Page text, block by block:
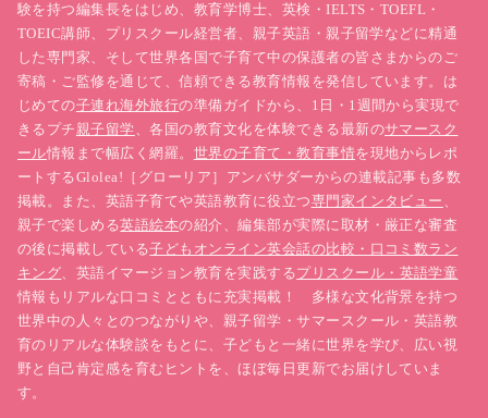
験を持つ編集長をはじめ、教育学博士、英検・IELTS・TOEFL・
TOEIC講師、プリスクール経営者、親子英語・親子留学などに精通
した専門家、そして世界各国で子育て中の保護者の皆さまからのご
寄稿・ご監修を通じて、信頼できる教育情報を発信しています。は
じめての子連れ海外旅行の準備ガイドから、1日・1週間から実現で
きるプチ親子留学、各国の教育文化を体験できる最新のサマースク
ール情報まで幅広く網羅。 世界の子育て・教育事情を現地からレポ
ートするGlolea!［グローリア］アンバサダーからの連載記事も多数
掲載。また、英語子育てや英語教育に役立つ専門家インタビュー 、
親子で楽しめる英語絵本の紹介、編集部が実際に取材・厳正な審査
の後に掲載している子どもオンライン英会話の比較・口コミ数ラン
キング、英語イマージョン教育を実践するプリスクール・英語学童
情報もリアルな口コミとともに充実掲載！ 多様な文化背景を持つ
世界中の人々とのつながりや、親子留学・サマースクール・英語教
育のリアルな体験談をもとに、子どもと一緒に世界を学び、広い視
野と自己肯定感を育むヒントを、ほぼ毎日更新でお届けしていま
す。